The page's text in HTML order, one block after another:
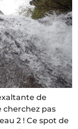
de
cherchez pas
2 ! Ce spot de